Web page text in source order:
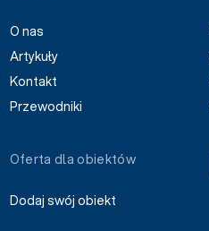
O nas
Artykuły
Kontakt
Przewodniki
Oferta dla obiektów
Dodaj swój obiekt